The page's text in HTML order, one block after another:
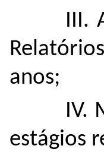
III.
anos;
IV.
estágios